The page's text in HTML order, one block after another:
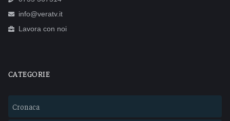
info@veratv.it
Lavora con noi
CATEGORIE
Cronaca